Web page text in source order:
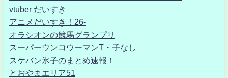
vtuber だいすき
アニメだいすき！26-
オラシオンの競馬グランプリ
スーパーウンコウーマンT・子なし
スケバン氷子のまとめ速報！
とおやまエリア51